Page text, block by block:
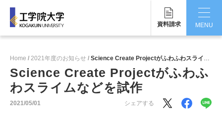
資料請求
MENU
学部・大学院
Home 2021年度のお知らせ Science Create Projectがふわふわスライムなどを試作
Science Create Projectがふわふ
わスライムなどを試作
2021/05/01 シェアする